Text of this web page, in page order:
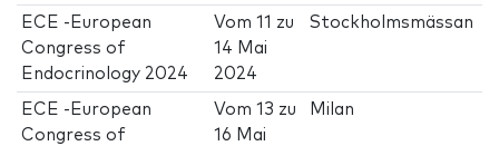
ECE -European
Congress of
Endocrinology 2024
Vom11 zu
14 Mai
2024
Stockholmsmässan
ECE -European
Congress of
Vom13 zu
16 Mai
Milan